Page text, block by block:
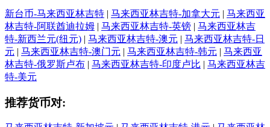
新台币-马来西亚林吉特 | 马来西亚林吉特-加拿大元 | 马来西亚
林吉特-阿联酋迪拉姆 | 马来西亚林吉特-英镑 | 马来西亚林吉
特-新西兰元(纽元) | 马来西亚林吉特-澳元 | 马来西亚林吉特-日
元 | 马来西亚林吉特-澳门元 | 马来西亚林吉特-韩元 | 马来西亚
林吉特-俄罗斯卢布 | 马来西亚林吉特-印度卢比 | 马来西亚林吉
特-美元
推荐货币对: